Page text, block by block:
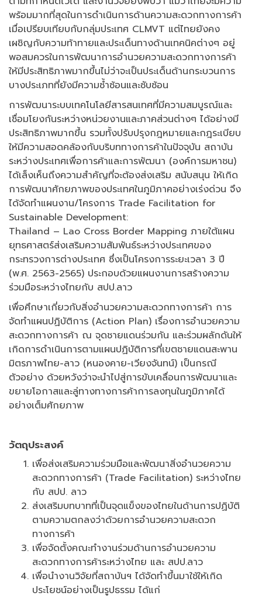
พร้อมมากที่สุดในการดำเนินการด้านความสะดวกทางการค้า
เมื่อเปรียบเทียบกับกลุ่มประเทศ CLMVT แต่ไทยยังคง
เผชิญกับความท้าทายและประเด็นทางด้านเทคนิคต่างๆ อยู่
พอสมควรในการพัฒนาการอำนวยความสะดวกทางการค้า
ให้มีประสิทธิภาพมากขึ้นไม่ว่าจะเป็นประเด็นด้านกระบวนการ
บางประเภทที่ยังมีความซ้ำซ้อนและซับซ้อน
การพัฒนาระบบเทคโนโลยีสารสนเทศที่มีความสมบูรณ์และ
เชื่อมโยงกันระหว่างหน่วยงานและภาคส่วนต่างๆ ได้อย่างมี
ประสิทธิภาพมากขึ้น รวมทั้งปรับปรุงกฎหมายและกฎระเบียบ
ให้มีความสอดคล้องกับบริบททางการค้าในปัจจุบัน สถาบัน
ระหว่างประเทศเพื่อการค้าและการพัฒนา (องค์การมหาชน)
ได้เล็งเห็นถึงความสำคัญที่จะต้องส่งเสริม สนับสนุน ให้เกิด
การพัฒนาศักยภาพของประเทศในภูมิภาคอย่างเร่งด่วน จึง
ได้จัดทำแผนงาน/โครงการ Trade Facilitation for
Sustainable Development:
Thailand – Lao Cross Border Mapping ภายใต้แผน
ยุทธศาสตร์ส่งเสริมความสัมพันธ์ระหว่างประเทศของ
กระทรวงการต่างประเทศ ซึ่งเป็นโครงการระยะเวลา 3 ปี
(พ.ศ. 2563-2565) ประกอบด้วยแผนงานการสร้างความ
ร่วมมือระหว่างไทยกับ สปป.ลาว
เพื่อศึกษาเกี่ยวกับสิ่งอำนวยความสะดวกทางการค้า การ
จัดทำแผนปฏิบัติการ (Action Plan) เรื่องการอำนวยความ
สะดวกทางการค้า ณ จุดชายแดนร่วมกัน และร่วมผลักดันให้
เกิดการดำเนินการตามแผนปฏิบัติการที่เขตชายแดนสะพาน
มิตรภาพไทย-ลาว (หนองคาย-เวียงจันทน์) เป็นกรณี
ตัวอย่าง ด้วยหวังว่าจะนำไปสู่การขับเคลื่อนการพัฒนาและ
ขยายโอกาสและลู่ทางทางการค้าการลงทุนในภูมิภาคได้
อย่างเต็มศักยภาพ
วัตถุประสงค์
เพื่อส่งเสริมความร่วมมือและพัฒนาสิ่งอำนวยความ
สะดวกทางการค้า (Trade Facilitation) ระหว่างไทย
กับ สปป. ลาว
ส่งเสริมบทบาทที่เป็นจุดแข็งของไทยในด้านการปฏิบัติ
ตามความตกลงว่าด้วยการอำนวยความสะดวก
ทางการค้า
เพื่อจัดตั้งคณะทำงานร่วมด้านการอำนวยความ
สะดวกทางการค้าระหว่างไทย และ สปป.ลาว
เพื่อนำงานวิจัยที่สถาบันฯ ได้จัดทำขึ้นมาใช้ให้เกิด
ประโยชน์อย่างเป็นรูปธรรม ได้แก่